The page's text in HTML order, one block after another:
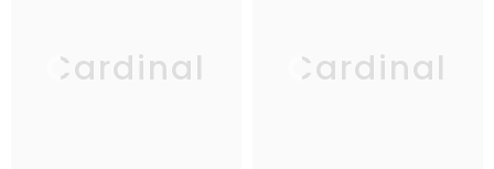
Cardinal Cardinal